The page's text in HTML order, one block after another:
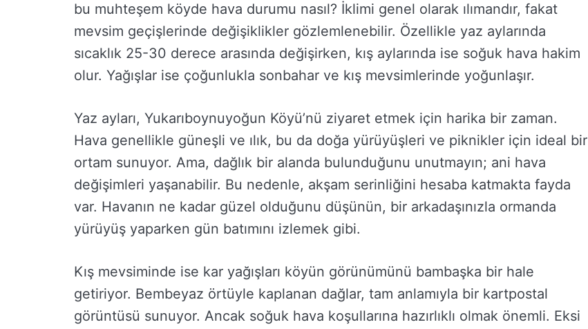
bu muhteşem köyde hava durumu nasıl? İklimi genel olarak ılımandır, fakat
mevsim geçişlerinde değişiklikler gözlemlenebilir. Özellikle yaz aylarında
sıcaklık 25-30 derece arasında değişirken, kış aylarında ise soğuk hava hakim
olur. Yağışlar ise çoğunlukla sonbahar ve kış mevsimlerinde yoğunlaşır.
Yaz ayları, Yukarıboynuyoğun Köyü’nü ziyaret etmek için harika bir zaman.
Hava genellikle güneşli ve ılık, bu da doğa yürüyüşleri ve piknikler için ideal bir
ortam sunuyor. Ama, dağlık bir alanda bulunduğunu unutmayın; ani hava
değişimleri yaşanabilir. Bu nedenle, akşam serinliğini hesaba katmakta fayda
var. Havanın ne kadar güzel olduğunu düşünün, bir arkadaşınızla ormanda
yürüyüş yaparken gün batımını izlemek gibi.
Kış mevsiminde ise kar yağışları köyün görünümünü bambaşka bir hale
getiriyor. Bembeyaz örtüyle kaplanan dağlar, tam anlamıyla bir kartpostal
görüntüsü sunuyor. Ancak soğuk hava koşullarına hazırlıklı olmak önemli. Eksi